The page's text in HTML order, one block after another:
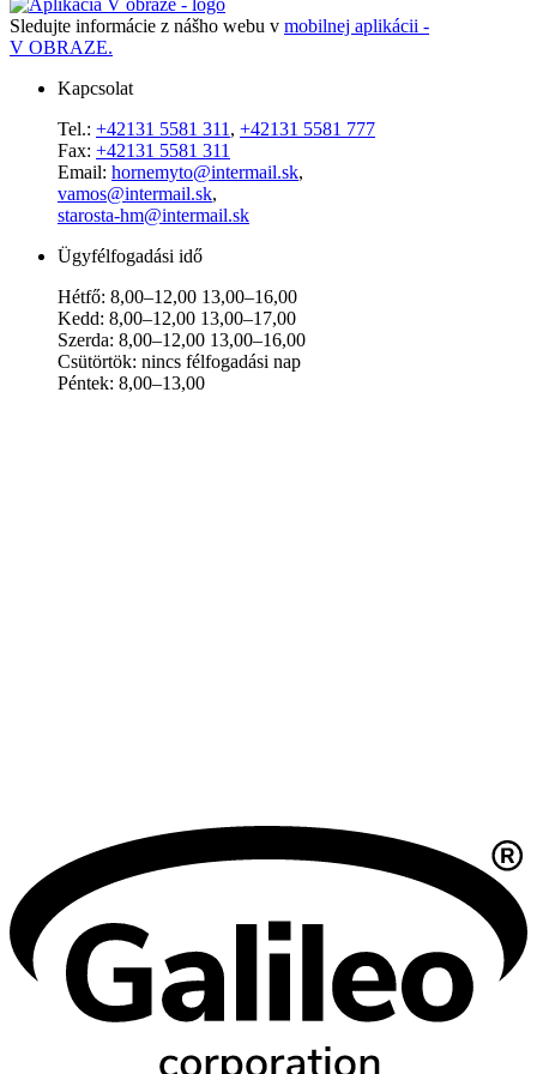
Sledujte informácie z nášho webu v mobilnej aplikácii -
V OBRAZE.
Kapcsolat
Tel.: +42131 5581 311 , +42131 5581 777
Fax: +42131 5581 311
Email: hornemyto@intermail.sk,
vamos@intermail.sk,
starosta-hm@intermail.sk
Ügyfélfogadási idő
Hétfő: 8,00–12,00 13,00–16,00
Kedd: 8,00–12,00 13,00–17,00
Szerda: 8,00–12,00 13,00–16,00
Csütörtök: nincs félfogadási nap
Péntek: 8,00–13,00